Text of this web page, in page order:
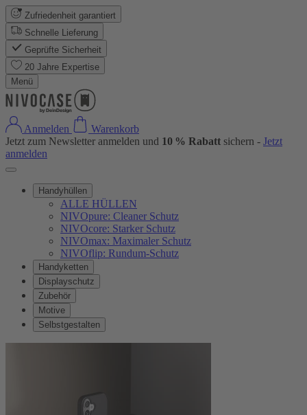
Zufriedenheit garantiert
Schnelle Lieferung
Geprüfte Sicherheit
20 Jahre Expertise
Menü
Anmelden
Warenkorb
Jetzt zum Newsletter anmelden und 10 % Rabatt sichern - Jetzt
anmelden
Handyhüllen
ALLE HÜLLEN
NIVOpure: Cleaner Schutz
NIVOcore: Starker Schutz
NIVOmax: Maximaler Schutz
NIVOflip: Rundum-Schutz
Handyketten
Displayschutz
Zubehör
Motive
Selbstgestalten